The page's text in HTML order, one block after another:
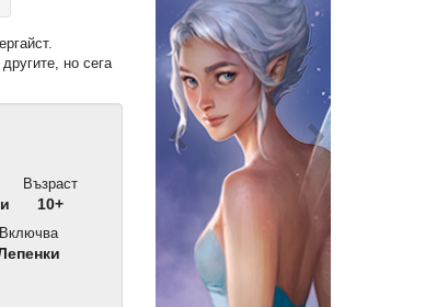
но сега
Възраст
10+
Включва